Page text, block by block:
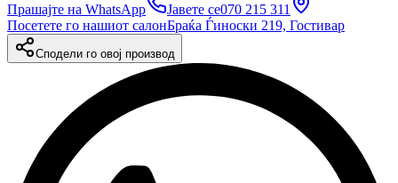
Прашајте на WhatsApp Јавете се070 215 311
Посетете го нашиот салонБраќа Ѓиноски 219, Гостивар
Сподели го овој производ